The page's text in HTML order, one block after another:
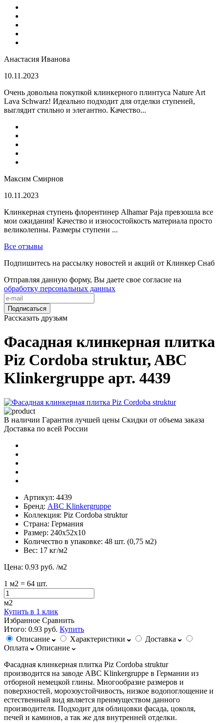
Анастасия Иванова
10.11.2023
Очень довольна покупкой клинкерного плинтуса Nature Art
Lava Schwarz! Идеально подходит для отделки ступеней,
выглядит стильно и элегантно. Качество...
Максим Смирнов
10.11.2023
Клинкерная ступень флорентинер Alhamar Paja превзошла все
мои ожидания! Качество и износостойкость материала просто
великолепны. Размеры ступени ...
Все отзывы
Подпишитесь на рассылку новостей и акций от Клинкер Снаб
Отправляя данную форму, Вы даете свое согласие на
обработку персональных данных
Подписаться
Рассказать друзьям
Фасадная клинкерная плитка
Piz Cordoba struktur, ABC
Klinkergruppe арт. 4439
В наличии Гарантия лучшей цены Скидки от объема заказа
Доставка по всей России
Артикул: 4439
Бренд: ABC Klinkergruppe
Коллекция: Piz Cordoba struktur
Страна: Германия
Размер: 240х52х10
Количество в упаковке: 48 шт. (0,75 м2)
Вес: 17 кг/м2
Цена: 0.93 руб. /м2
1 м2 = 64 шт.
м2
Купить в 1 клик
Избранное Сравнить
Итого: 0.93 руб. Купить
Описание
Характеристики
Доставка
Оплата
Описание
Фасадная клинкерная плитка Piz Cordoba struktur
производится на заводе ABC Klinkergruppe в Германии из
отборной немецкой глины. Многообразие размеров и
поверхностей, морозоустойчивость, низкое водопоглощение и
естественный вид является преимуществом данного
производителя. Подходит для облицовки фасада, цоколя,
печей и каминов, а так же для внутренней отделки.